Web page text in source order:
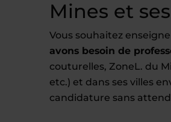
Mines et
Vous souhaitez
avons besoin de
couturelles, ZoneL. du
etc.) et dans ses villes
candidature sans